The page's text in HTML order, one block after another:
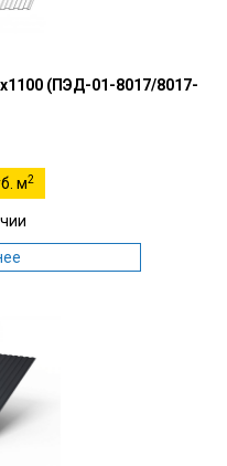
(ПЭД-01-8017/8017-
м2